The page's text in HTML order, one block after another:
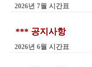
2026년 7월 시간표
*** 공지사항
2026년 6월 시간표